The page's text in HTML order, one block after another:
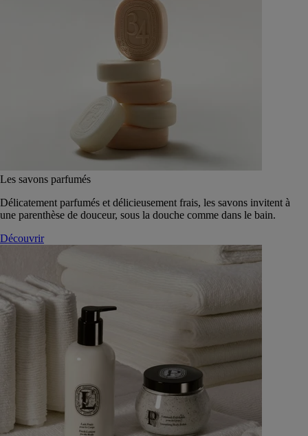
Les savons parfumés
Délicatement parfumés et délicieusement frais, les savons invitent à
une parenthèse de douceur, sous la douche comme dans le bain.
Découvrir